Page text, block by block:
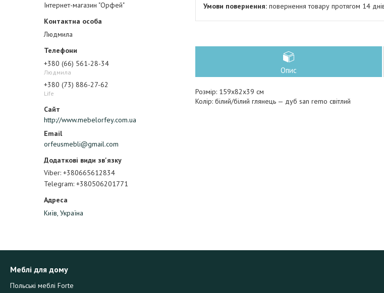
Інтернет-магазин "Орфей"
Людмила
+380 (66) 561-28-34
Людмила
+380 (73) 886-27-62
Life
http://www.mebelorfey.com.ua
orfeusmebli@gmail.com
Viber +380665612834
Telegram +380506201771
Київ, Україна
повернення товару протягом 14
Опис
Розмір: 159x82x39 см
Колір: білий/білий глянець — дуб san remo світлий
Меблі для дому
Польські меблі Forte